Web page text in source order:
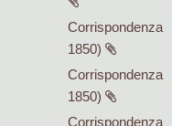
Corrispondenza
1850)
Corrispondenza
1850)
Corrispondenza